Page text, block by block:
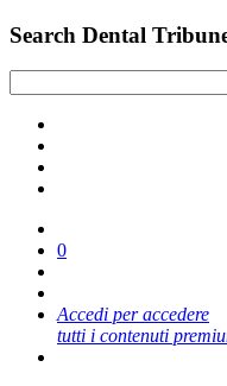
Search Dental
0
Accedi per accedere
tutti i contenuti